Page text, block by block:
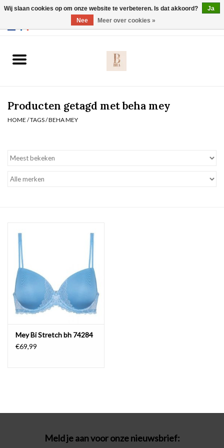
Slip
Nachtmode
Badmode
Lingerie-accessoires
Cadeaubonnen
Producten getagd met beha mey
HOME /TAGS/BEHA MEY
Mey Bi Stretch bh 74284
€69,99
Meld je aan voor onze nieuwsbrief:
Wij slaan cookies op om onze website te verbeteren. Is dat akkoord?
Ja
Nee
Meer over cookies »
Webshop werkt met EU maten. .